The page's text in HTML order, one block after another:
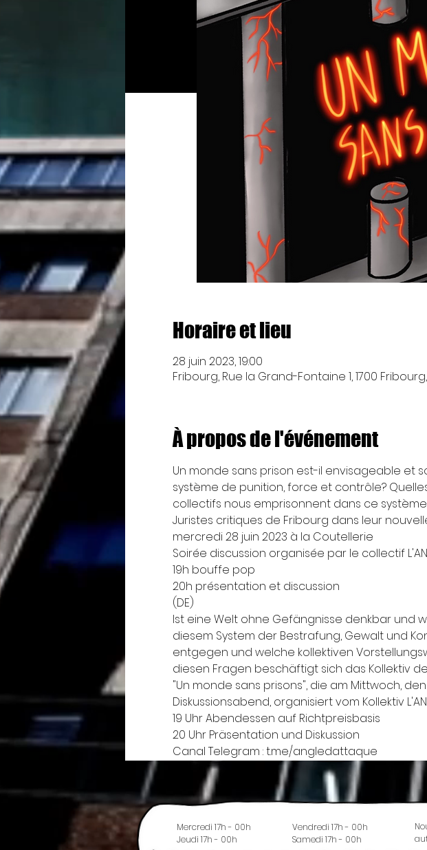
Horaire et lieu
28 juin 2023, 19:00
Fribourg, Rue la Grand-Fontaine 1, 1700
À propos de l'événement
Un monde sans prison est-il envisageable et
système de punition, force et contrôle?
collectifs nous emprisonnent dans ce
Juristes critiques de Fribourg dans leur
mercredi 28 juin 2023 à la Coutellerie
Soirée discussion organisée par le collectif
19h bouffe pop
20h présentation et discussion
(DE)
Ist eine Welt ohne Gefängnisse denkbar und
diesem System der Bestrafung, Gewalt und
entgegen und welche kollektiven
diesen Fragen beschäftigt sich das Kollektiv
"Un monde sans prisons", die am Mittwoch,
Diskussionsabend, organisiert vom Kollektiv
19 Uhr Abendessen auf Richtpreisbasis
20 Uhr Präsentation und Diskussion
Canal Telegram : t.me/angledattaque
Mercredi 17h - 00h
Jeudi 17h - 00h
Vendredi 17h - 00h
Samedi 17h - 00h